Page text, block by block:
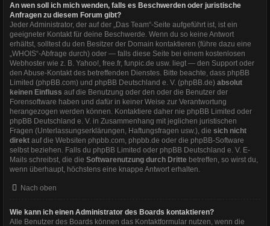
An wen soll ich mich wenden, falls es Beschwerden oder juristische
Anfragen zu diesem Forum gibt?
Jeder Administrator, der auf der „Das Team“-Seite aufgeführt ist, ist ein
geeigneter Kontakt für deine Beschwerde. Wenn du so keine Antwort
erhältst, solltest du den Besitzer der Domain kontaktieren (führe dazu eine
„WHOIS“-Abfrage durch) oder — falls diese Seite bei einem kostenlosen
Webhoster wie z. B. Yahoo!, free.fr, funpic.de usw. liegt — den Support oder
den Abuse-Kontakt des betreffenden Dienstes. Bitte beachte, dass phpBB
Limited (phpBB.com) und phpBB Deutschland e. V. (phpBB.de) absolut
keinen Einfluss auf die Benutzung oder den oder die Benutzer der
Forensoftware haben und dafür in keiner Weise zur Verantwortung
herangezogen werden können. Kontaktiere daher nie phpBB Limited oder
phpBB Deutschland e. V. in Zusammenhang mit jeglichen juristischen
Fragen (Unterlassungserklärungen, Haftungsfragen usw.), die sich nicht
direkt auf die Websiten phpbb.com, phpbb.de oder die phpBB-Software
selbst beziehen. Falls du phpBB Limited oder phpBB Deutschland e. V. E-
Mails schreibst, die die Softwarenutzung durch Dritte betreffen, so wirst du,
wenn überhaupt, höchstens eine knappe Antwort erhalten.
Nach oben
Wie kann ich einen Administrator des Boards kontaktieren?
Alle Benutzer des Boards können das Kontaktformular nutzen, wenn die